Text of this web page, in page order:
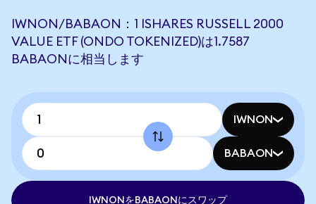
IWNON/BABAON：1 ISHARES RUSSELL 2000
VALUE ETF (ONDO TOKENIZED)は1.7587
BABAONに相当します
IWNON
BABAON
IWNONをBABAONにスワップ